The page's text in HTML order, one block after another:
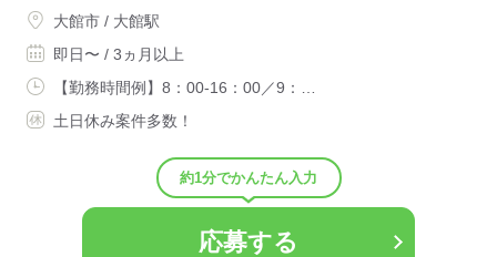
大館市 / 大館駅
即日〜 / 3ヵ月以上
【勤務時間例】8：00-16：00／9：…
土日休み案件多数！
約1分でかんたん入力
応募する